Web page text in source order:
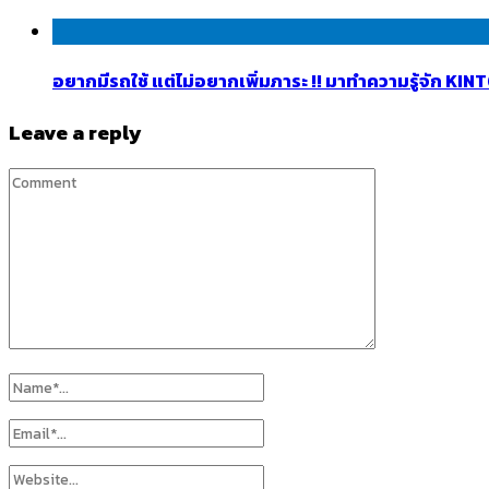
อยากมีรถใช้ แต่ไม่อยากเพิ่มภาระ !! มาทำความรู้จัก
Leave a reply